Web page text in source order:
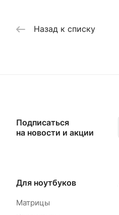
Назад к списку
Подписаться
на новости и акции
Для ноутбуков
Матрицы